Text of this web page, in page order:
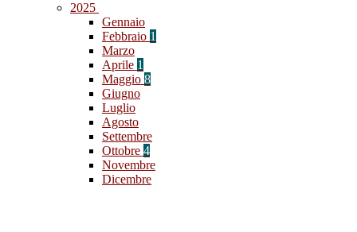
2025
Gennaio
Febbraio 1
Marzo
Aprile 1
Maggio 8
Giugno
Luglio
Agosto
Settembre
Ottobre 4
Novembre
Dicembre